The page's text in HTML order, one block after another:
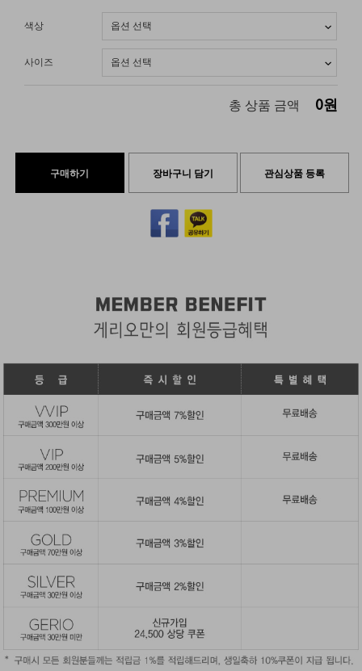
색상
사이즈
총 상품 금액 0원
구매하기 장바구니 담기 관심상품 등록